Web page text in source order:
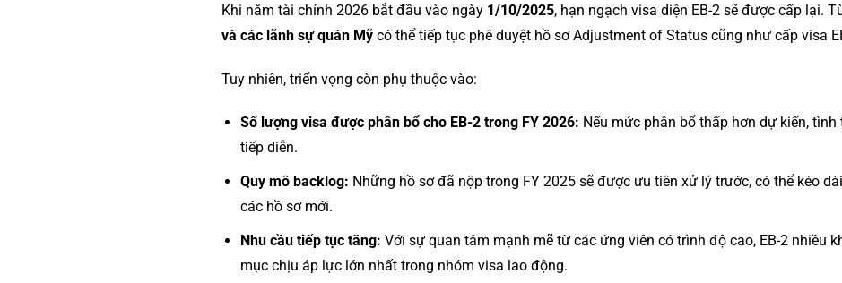
Khi năm tài chính 2026 bắt đầu vào ngày 1/10/2025, hạn ngạch visa diện EB-2 sẽ được cấp lại.
và các lãnh sự quán Mỹ có thể tiếp tục phê duyệt hồ sơ Adjustment of Status cũng như cấp visa
Tuy nhiên, triển vọng còn phụ thuộc vào:
Số lượng visa được phân bổ cho EB-2 trong FY 2026: Nếu mức phân bổ thấp hơn dự kiến,
tiếp diễn.
Quy mô backlog: Những hồ sơ đã nộp trong FY 2025 sẽ được ưu tiên xử lý trước, có thể kéo
các hồ sơ mới.
Nhu cầu tiếp tục tăng: Với sự quan tâm mạnh mẽ từ các ứng viên có trình độ cao, EB-2 nhiều
mục chịu áp lực lớn nhất trong nhóm visa lao động.